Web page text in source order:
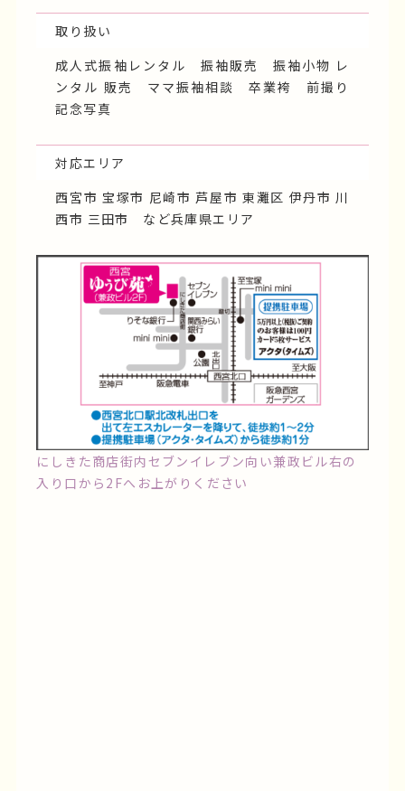
取り扱い
成人式振袖レンタル 振袖販売 振袖小物 レ
ンタル 販売 ママ振袖相談 卒業袴 前撮り
記念写真
対応エリア
西宮市 宝塚市 尼崎市 芦屋市 東灘区 伊丹市 川
西市 三田市 など兵庫県エリア
にしきた商店街内セブンイレブン向い兼政ビル右の
入り口から2Fへお上がりください